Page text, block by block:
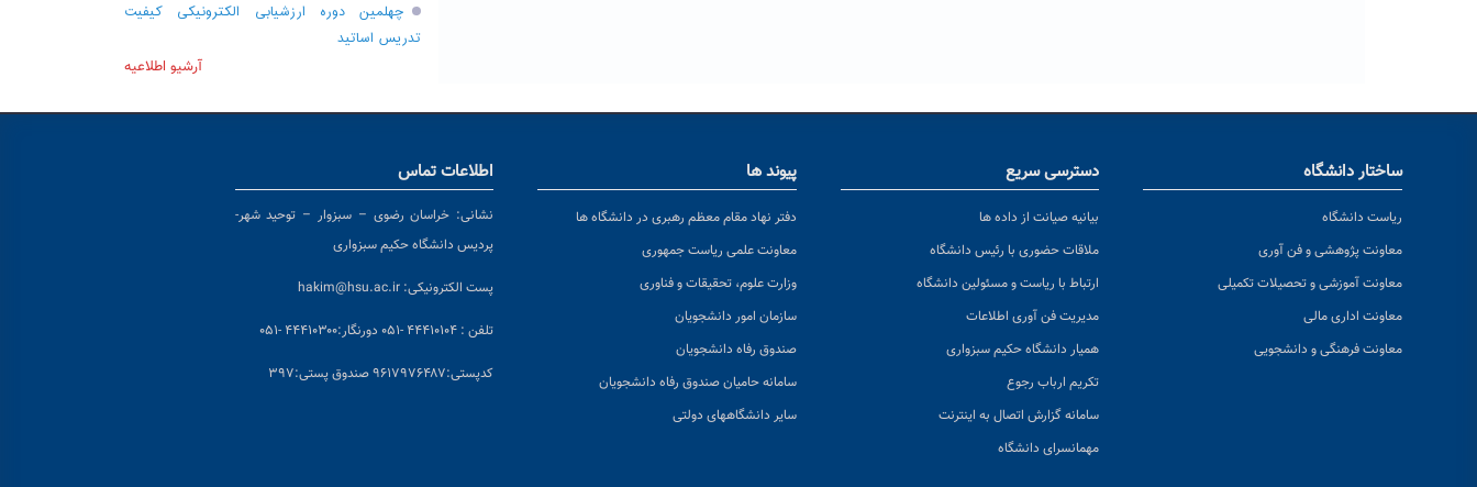
چهلمین دوره ارزشیابی الکترونیکی کیفیت
تدریس اساتید
آرشیو اطلاعیه
ساختار دانشگاه
ریاست دانشگاه
معاونت پژوهشی و فن آوری
معاونت آموزشی و تحصیلات تکمیلی
معاونت اداری مالی
معاونت فرهنگی و دانشجویی
دسترسی سریع
بیانیه صیانت از داده ها
ملاقات حضوری با رئیس دانشگاه
ارتباط با ریاست و مسئولین دانشگاه
مدیریت فن آوری اطلاعات
همیار دانشگاه حکیم سبزواری
تکریم ارباب رجوع
سامانه گزارش اتصال به اینترنت
مهمانسرای دانشگاه
پیوند ها
دفتر نهاد مقام معظم رهبری در دانشگاه ها
معاونت علمی ریاست جمهوری
وزارت علوم، تحقیقات و فناوری
سازمان امور دانشجویان
صندوق رفاه دانشجویان
سامانه حامیان صندوق رفاه دانشجویان
سایر دانشگاههای دولتی
اطلاعات تماس
نشانی: خراسان رضوی – سبزوار – توحید شهر-
پردیس دانشگاه حکیم سبزواری
پست الکترونیکی: hakim@hsu.ac.ir
تلفن : ۴۴۴۱۰۱۰۴ -۰۵۱ دورنگار:۴۴۴۱۰۳۰۰ -۰۵۱
کدپستی:۹۶۱۷۹۷۶۴۸۷ صندوق پستی:۳۹۷